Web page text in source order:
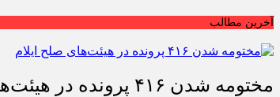
آخرین مطالب
مختومه شدن ۴۱۶ پرونده در هیئت‌های صلح ایلام